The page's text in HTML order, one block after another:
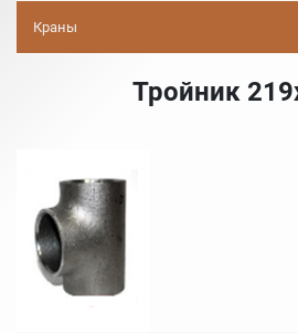
Краны
Тройник